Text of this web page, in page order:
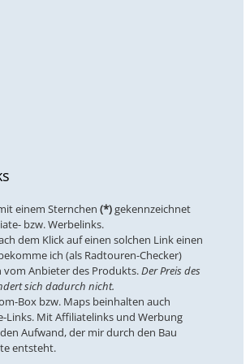
einem Sternchen (*)gekennzeichnet
bzw. Werbelinks.
dem Klick auf einen solchen Link einen
ich (als Radtouren-Checker)
vom Anbieter des Produkts.Der Preis des
sich dadurch nicht.
Box bzw. Maps beinhalten auch
Links. Mit Affiliatelinks und Werbung
Aufwand, der mir durch den Bau
entsteht.